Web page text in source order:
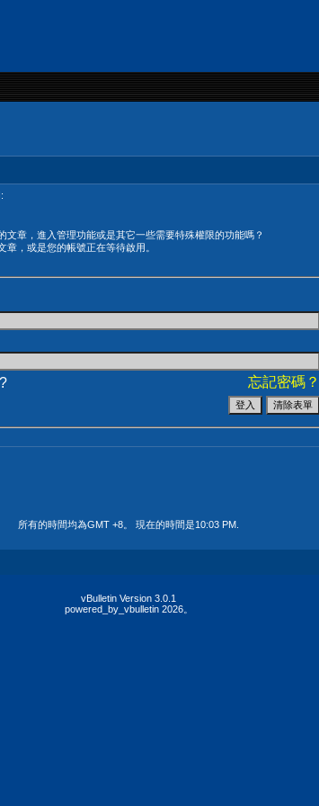
章，進入管理功能或是其它一些需要特殊權限的功能嗎？
，或是您的帳號正在等待啟用。
忘記密碼？
所有的時間均為GMT +8。 現在的時間是10:03 PM
vBulletin Version 3.0.1
powered_by_vbulletin 2026。